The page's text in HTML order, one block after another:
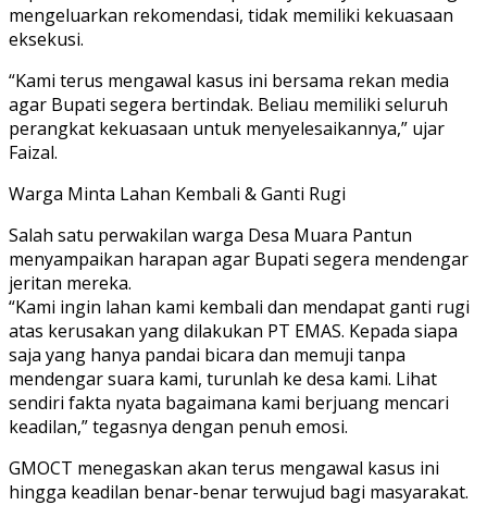
mengeluarkan rekomendasi, tidak memiliki kekuasaan
eksekusi.
“Kami terus mengawal kasus ini bersama rekan media
agar Bupati segera bertindak. Beliau memiliki seluruh
perangkat kekuasaan untuk menyelesaikannya,” ujar
Faizal.
Warga Minta Lahan Kembali & Ganti Rugi
Salah satu perwakilan warga Desa Muara Pantun
menyampaikan harapan agar Bupati segera mendengar
jeritan mereka.
“Kami ingin lahan kami kembali dan mendapat ganti rugi
atas kerusakan yang dilakukan PT EMAS. Kepada siapa
saja yang hanya pandai bicara dan memuji tanpa
mendengar suara kami, turunlah ke desa kami. Lihat
sendiri fakta nyata bagaimana kami berjuang mencari
keadilan,” tegasnya dengan penuh emosi.
GMOCT menegaskan akan terus mengawal kasus ini
hingga keadilan benar-benar terwujud bagi masyarakat.